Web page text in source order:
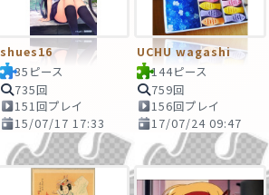
shues16
35ピース
735回
151回プレイ
15/07/17 17:33
UCHU wagashi
144ピース
759回
156回プレイ
17/07/24 09:47